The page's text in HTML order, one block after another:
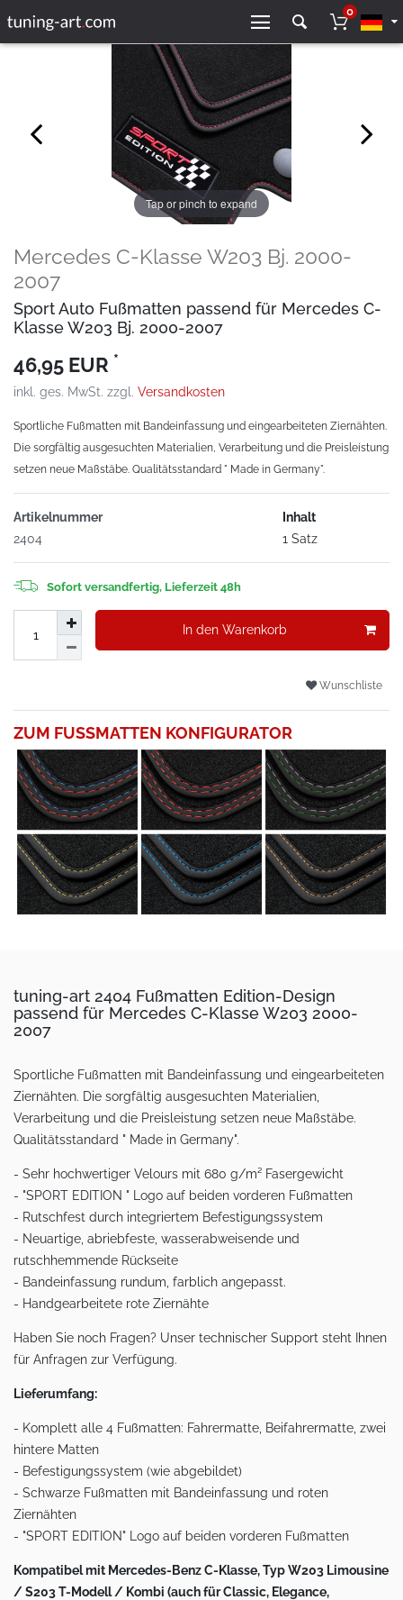
0
Tap or pinch to expand
Mercedes C-Klasse W203 Bj. 2000-
2007
Sport Auto Fußmatten passend für Mercedes C-
Klasse W203 Bj. 2000-2007
46,95 EUR *
inkl. ges. MwSt. zzgl. Versandkosten
Sportliche Fußmatten mit Bandeinfassung und eingearbeiteten Ziernähten.
Die sorgfältig ausgesuchten Materialien, Verarbeitung und die Preisleistung
setzen neue Maßstäbe. Qualitätsstandard " Made in Germany".
Artikelnummer
2404
Inhalt
1 Satz
Sofort versandfertig, Lieferzeit 48h
In den Warenkorb
Wunschliste
ZUM FUSSMATTEN KONFIGURATOR
tuning-art 2404 Fußmatten Edition-Design
passend für Mercedes C-Klasse W203 2000-
2007
Sportliche Fußmatten mit Bandeinfassung und eingearbeiteten
Ziernähten. Die sorgfältig ausgesuchten Materialien,
Verarbeitung und die Preisleistung setzen neue Maßstäbe.
Qualitätsstandard " Made in Germany".
- Sehr hochwertiger Velours mit 680 g/m² Fasergewicht
- "SPORT EDITION " Logo auf beiden vorderen Fußmatten
- Rutschfest durch integriertem Befestigungssystem
- Neuartige, abriebfeste, wasserabweisende und
rutschhemmende Rückseite
- Bandeinfassung rundum, farblich angepasst.
- Handgearbeitete rote Ziernähte
Haben Sie noch Fragen? Unser technischer Support steht Ihnen
für Anfragen zur Verfügung.
Lieferumfang:
- Komplett alle 4 Fußmatten: Fahrermatte, Beifahrermatte, zwei
hintere Matten
- Befestigungssystem (wie abgebildet)
- Schwarze Fußmatten mit Bandeinfassung und roten
Ziernähten
- "SPORT EDITION" Logo auf beiden vorderen Fußmatten
Kompatibel mit Mercedes-Benz C-Klasse, Typ W203 Limousine
/ S203 T-Modell / Kombi (auch für Classic, Elegance,